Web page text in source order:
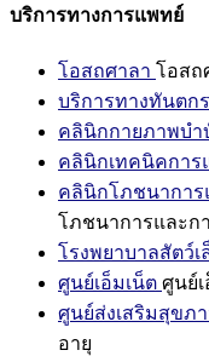
บริการทางการแพทย์
โอสถศาลา โอสถ
บริการทางทันตก
คลินิกกายภาพบำ
คลินิกเทคนิคการ
คลินิกโภชนาการ
โภชนาการและก
โรงพยาบาลสัตว์เ
ศูนย์เอ็มเน็ต ศูนย์
ศูนย์ส่งเสริมสุขภ
อายุ